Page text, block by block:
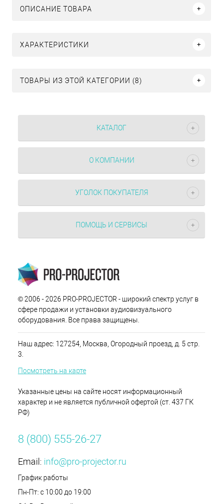
ОПИСАНИЕ ТОВАРА
ХАРАКТЕРИСТИКИ
ТОВАРЫ ИЗ ЭТОЙ КАТЕГОРИИ (8)
КАТАЛОГ
О КОМПАНИИ
УГОЛОК ПОКУПАТЕЛЯ
ПОМОЩЬ И СЕРВИСЫ
© 2006 - 2026 PRO-PROJECTOR - широкий спектр услуг в
сфере продажи и установки аудиовизуального
оборудования. Все права защищены.
Наш адрес: 127254, Москва, Огородный проезд, д. 5 стр.
3.
Посмотреть на карте
Указанные цены на сайте носят информационный
характер и не является публичной офертой (ст. 437 ГК
РФ)
8 (800) 555-26-27
Email: info@pro-projector.ru
График работы
Пн-Пт: с 10:00 до 19:00